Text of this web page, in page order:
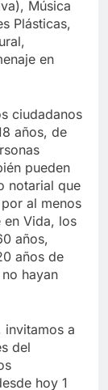
Música
Plásticas,
en
ciudadanos
años, de
pueden
notarial que
al menos
en Vida, los
años,
años de
hayan
invitamos a
del
hoy 1